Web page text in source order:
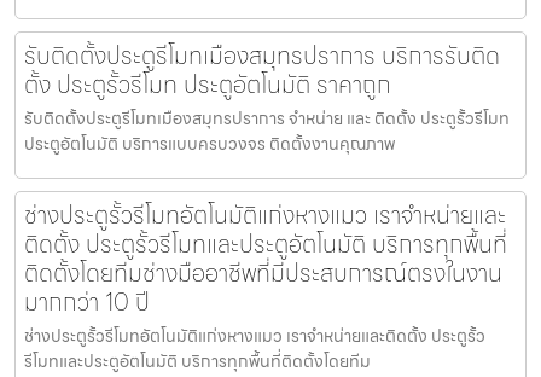
รับติดตั้งประตูรีโมทเมืองสมุทรปราการ บริการรับติด
ตั้ง ประตูรั้วรีโมท ประตูอัตโนมัติ ราคาถูก
รับติดตั้งประตูรีโมทเมืองสมุทรปราการ จำหน่าย และ ติดตั้ง ประตูรั้วรีโมท
ประตูอัตโนมัติ บริการแบบครบวงจร ติดตั้งงานคุณภาพ
ช่างประตูรั้วรีโมทอัตโนมัติแก่งหางแมว เราจำหน่ายและ
ติดตั้ง ประตูรั้วรีโมทและประตูอัตโนมัติ บริการทุกพื้นที่
ติดตั้งโดยทีมช่างมืออาชีพที่มีประสบการณ์ตรงในงาน
มากกว่า 10 ปี
ช่างประตูรั้วรีโมทอัตโนมัติแก่งหางแมว เราจำหน่ายและติดตั้ง ประตูรั้ว
รีโมทและประตูอัตโนมัติ บริการทุกพื้นที่ติดตั้งโดยทีม